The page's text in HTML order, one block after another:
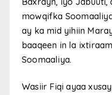
mowqifka
ay ka mid yihiin
baaqeen in la
Soomaaliya.
Wasiir Fiqi ayaa